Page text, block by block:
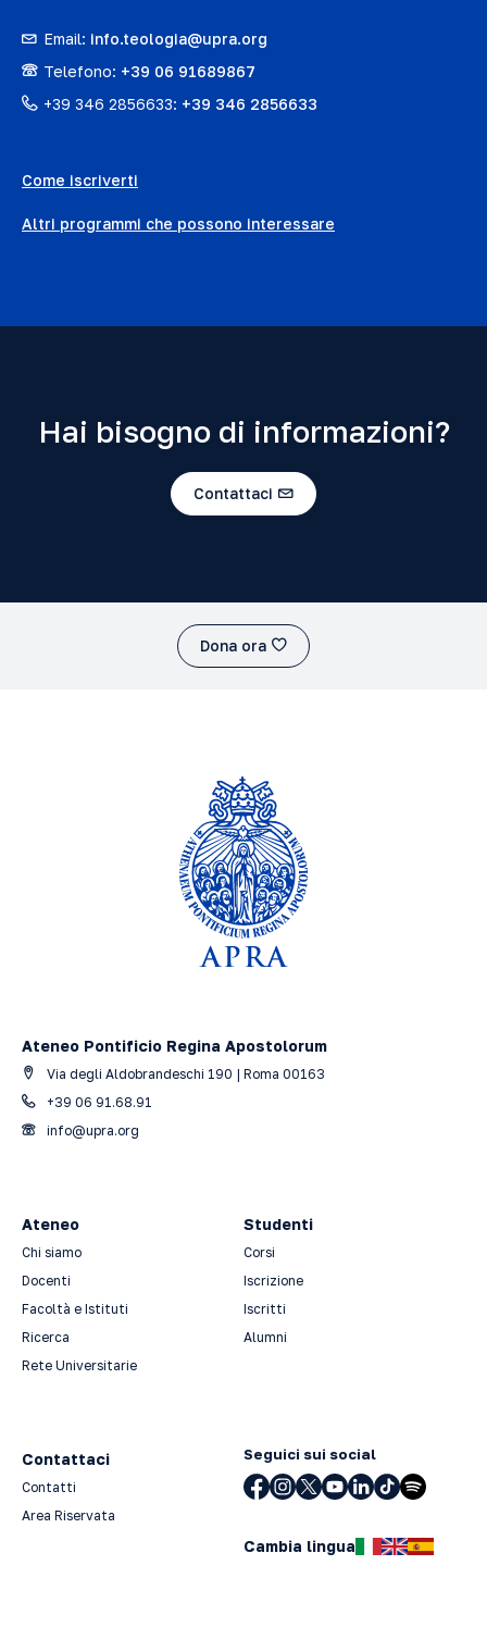
Email: info.teologia@upra.org
Telefono: +39 06 91689867
+39 346 2856633: +39 346 2856633
Come iscriverti
Altri programmi che possono interessare
Hai bisogno di informazioni?
Contattaci
Dona ora
Ateneo Pontificio Regina Apostolorum
Via degli Aldobrandeschi 190 | Roma 00163
+39 06 91.68.91
info@upra.org
Ateneo
Chi siamo
Docenti
Facoltà e Istituti
Ricerca
Rete Universitarie
Studenti
Corsi
Iscrizione
Iscritti
Alumni
Contattaci
Contatti
Area Riservata
Seguici sui social
Cambia lingua